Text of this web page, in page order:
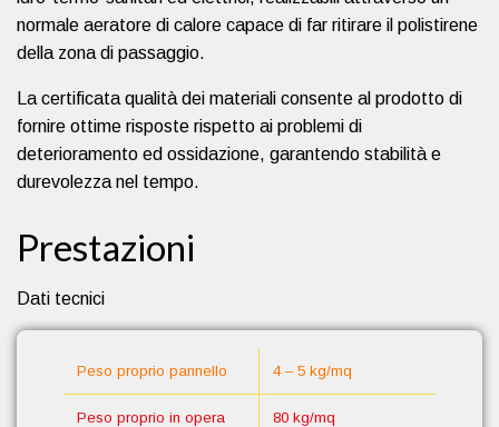
normale aeratore di calore capace di far ritirare il polistirene
della zona di passaggio.
La certificata qualità dei materiali consente al prodotto di
fornire ottime risposte rispetto ai problemi di
deterioramento ed ossidazione, garantendo stabilità e
durevolezza nel tempo.
Prestazioni
Dati tecnici
Peso proprio pannello 4 – 5 kg/mq
Peso proprio in opera 80 kg/mq